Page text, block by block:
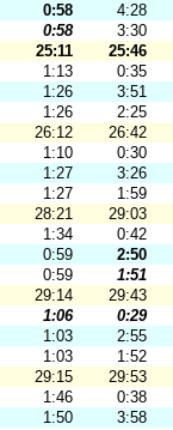
0:58
4:28
0:58
3:30
25:11
25:46
1:13
0:35
1:26
3:51
1:26
2:25
26:12
26:42
1:10
0:30
1:27
3:26
1:27
1:59
28:21
29:03
1:34
0:42
0:59
2:50
0:59
1:51
29:14
29:43
1:06
0:29
1:03
2:55
1:03
1:52
29:15
29:53
1:46
0:38
1:50
3:58